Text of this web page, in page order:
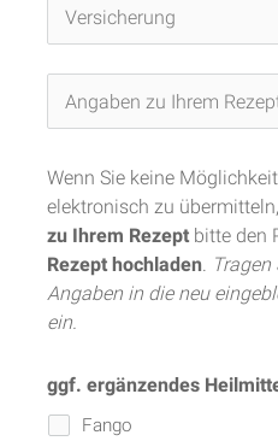
Wenn Sie keine
elektronisch zu
zu Ihrem Rezept bitte den
Rezept hochladen.
Angaben in die neu
ein.
ggf. ergänzendes
Fango